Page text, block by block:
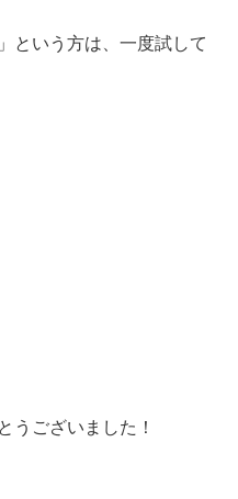
という方は、一度試して
うございました！